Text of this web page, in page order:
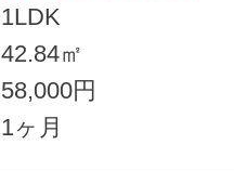
1LDK
42.84㎡
58,000円
1ヶ月